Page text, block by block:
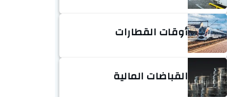
أوقات القطارات
القباضات المالية